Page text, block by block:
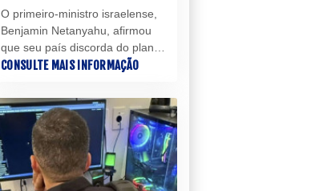
O primeiro-ministro israelense,
Benjamin Netanyahu, afirmou
que seu país discorda do plano
apoiado pelos Estados Unidos
movimento islamista Hamas e a
posterior retirada de Israel do
território palestino.
CONSULTE MAIS INFORMAÇÃO